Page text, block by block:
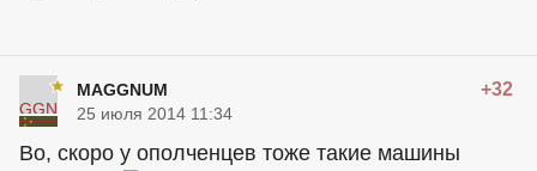
MAGGNUM +32
25 июля 2014 11:34
Во, скоро у ополченцев тоже такие машины